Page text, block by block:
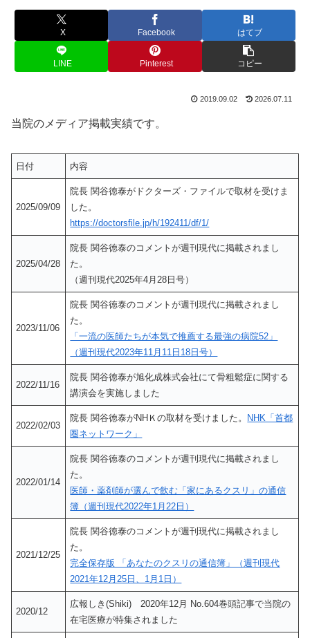
X Facebook はてブ
LINE Pinterest コピー
2019.09.02 2026.07.11
当院のメディア掲載実績です。
日付 内容
2025/09/09
院長 関谷徳泰がドクターズ・ファイルで取材を受けま
した。
https://doctorsfile.jp/h/192411/df/1/
2025/04/28
院長 関谷徳泰のコメントが週刊現代に掲載されまし
た。
（週刊現代2025年4月28日号）
2023/11/06
院長 関谷徳泰のコメントが週刊現代に掲載されまし
た。
「一流の医師たちが本気で推薦する最強の病院52」
（週刊現代2023年11月11日18日号）
2022/11/16
院長 関谷徳泰が旭化成株式会社にて骨粗鬆症に関する
講演会を実施しました
2022/02/03
院長 関谷徳泰がNHＫの取材を受けました。 NHK「首都
圏ネットワーク」
2022/01/14
院長 関谷徳泰のコメントが週刊現代に掲載されまし
た。
医師・薬剤師が選んで飲む「家にあるクスリ」の通信
簿（週刊現代2022年1月22日）
2021/12/25
院長 関谷徳泰のコメントが週刊現代に掲載されまし
た。
完全保存版 「あなたのクスリの通信簿」（週刊現代
2021年12月25日、1月1日）
2020/12
広報しき(Shiki) 2020年12月 No.604巻頭記事で当院の
在宅医療が特集されました